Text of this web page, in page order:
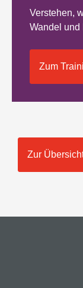
Verstehen,
Wandel und
Zum
Zur